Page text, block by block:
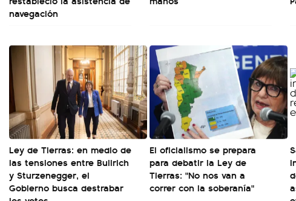
navegación
Ley de Tierras: en medio de
las tensiones entre Bullrich
y Sturzenegger, el
Gobierno busca destrabar
El oficialismo se prepara
para debatir la Ley de
Tierras: "No nos van a
correr con la soberanía"